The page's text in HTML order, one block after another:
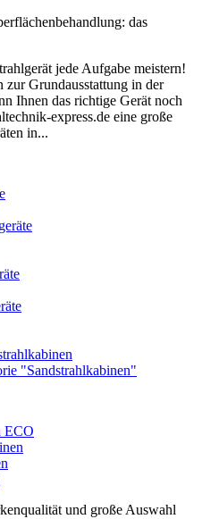
das
jede Aufgabe meistern!
zur Grundausstattung in der
Ihnen das richtige Gerät noch
express.de eine große
in...
"Sandstrahlkabinen"
ECO
und große Auswahl